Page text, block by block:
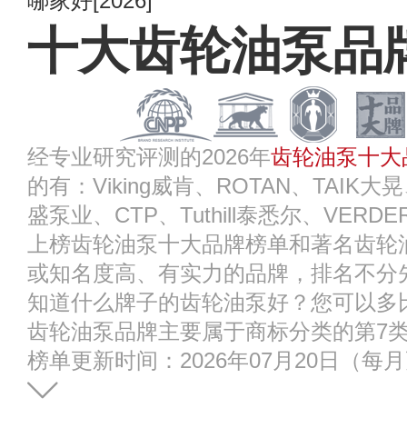
十大齿轮油泵品
经专业研究评测的2026年齿轮油泵十
的有：Viking威肯、ROTAN、TAIK大
盛泵业、CTP、Tuthill泰悉尔、
上榜齿轮油泵十大品牌榜单和著名齿
或知名度高、有实力的品牌，排名不
知道什么牌子的齿轮油泵好？您可以
齿轮油泵品牌主要属于商标分类的第7
榜单更新时间：2026年07月20日（每